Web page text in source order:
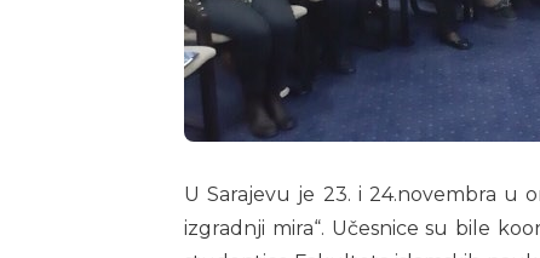
U Sarajevu je 23. i 24.novembra u
izgradnji mira“. Učesnice su bile